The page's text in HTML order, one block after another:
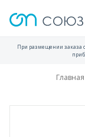
При размещении заказа